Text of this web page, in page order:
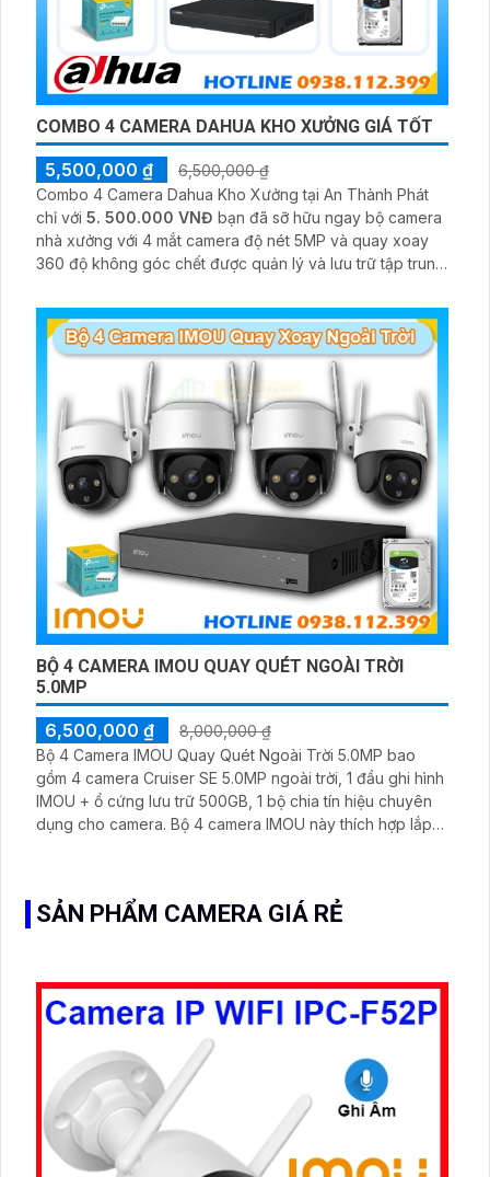
COMBO 4 CAMERA DAHUA KHO XƯỞNG GIÁ TỐT
5,500,000 ₫
6,500,000 ₫
Combo 4 Camera Dahua Kho Xưởng tại An Thành Phát
chỉ với 5. 500.000 VNĐ bạn đã sỡ hữu ngay bộ camera
nhà xưởng với 4 mắt camera độ nét 5MP và quay xoay
360 độ không góc chết được quản lý và lưu trữ tập trung
BỘ 4 CAMERA IMOU QUAY QUÉT NGOÀI TRỜI
5.0MP
6,500,000 ₫
8,000,000 ₫
Bộ 4 Camera IMOU Quay Quét Ngoài Trời 5.0MP bao
gồm 4 camera Cruiser SE 5.0MP ngoài trời, 1 đầu ghi hình
IMOU + ổ cứng lưu trữ 500GB, 1 bộ chia tín hiệu chuyên
dụng cho camera. Bộ 4 camera IMOU này thích hợp lắp
SẢN PHẨM CAMERA GIÁ RẺ